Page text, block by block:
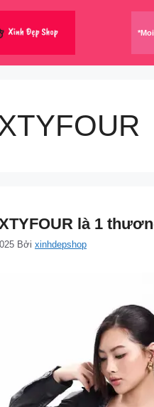
là 1
Bởi xinhdepshop